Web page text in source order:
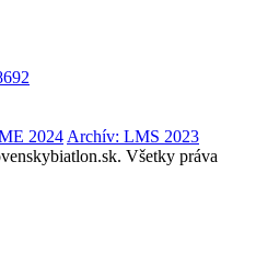
2024 Archív: LMS 2023
Všetky práva